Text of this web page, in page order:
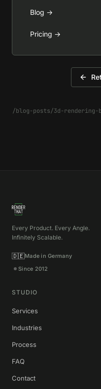
Blog →
Pricing →
/blog-posts/3d-rendering-
Every Product. Every Angle.
Infinitely Scalable.
🇩🇪Made in Germany
Since 2012
STUDIO
Services
Industries
Process
FAQ
Contact